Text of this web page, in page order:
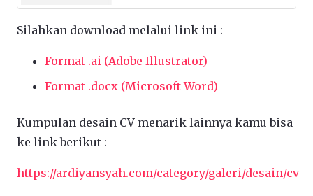
Silahkan download melalui link ini :
Format .ai (Adobe Illustrator)
Format .docx (Microsoft Word)
Kumpulan desain CV menarik lainnya kamu bisa
ke link berikut :
https://ardiyansyah.com/category/galeri/desain/cv